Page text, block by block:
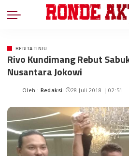
BERITA TINJU
Rivo Kundimang Rebut
Nusantara Jokowi
Oleh : Redaksi 28 Juli 2018 | 02:51